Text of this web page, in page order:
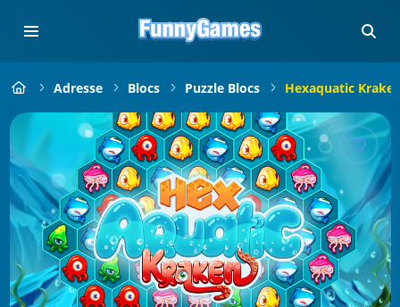
Adresse Blocs Puzzle Blocs Hexaquatic